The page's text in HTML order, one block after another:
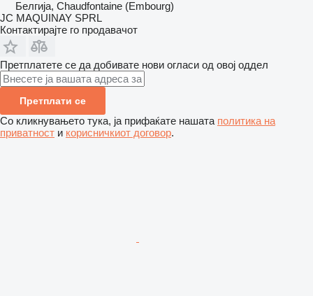
Белгија, Chaudfontaine (Embourg)
JC MAQUINAY SPRL
Контактирајте го продавачот
Претплатете се да добивате нови огласи од овој оддел
Претплати се
Со кликнувањето тука, ја прифаќате нашата политика на
приватност и корисничкиот договор.